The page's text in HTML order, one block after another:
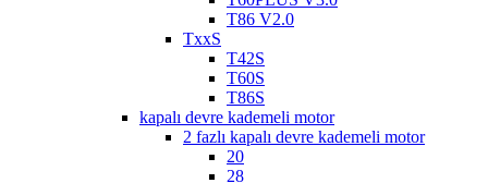
T86 V2.0
TxxS
T42S
T60S
T86S
kapalı devre kademeli motor
2 fazlı kapalı devre kademeli motor
20
28